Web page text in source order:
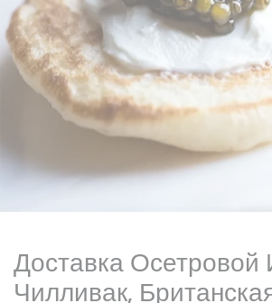
Доставка Осетровой
Чилливак,